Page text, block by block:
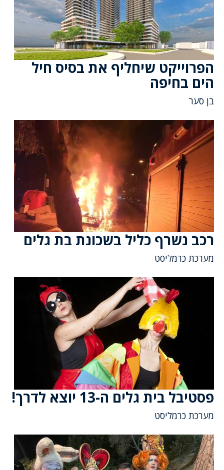
הפרוייקט שיחליף את בסיס חיל
הים בחיפה
בן סער
רכב נשרף כליל בשכונת בת גלים
מערכת כרמליסט
פסטיבל בית גלים ה-13 יוצא לדרך!
מערכת כרמליסט